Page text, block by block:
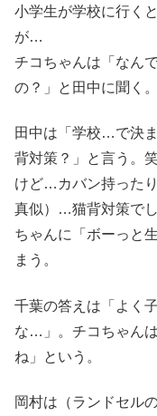
小学生が学校に行く
が…
チコちゃんは「なん
の？」と田中に聞く。
田中は「学校…で決
背対策？」と言う。
けど…カバン持った
真似）…猫背対策で
ちゃんに「ボーっと
まう。
千葉の答えは「よく
な…」。チコちゃん
ね」という。
岡村は（ランドセル